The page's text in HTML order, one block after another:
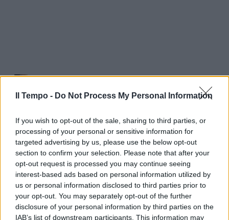
Il Tempo - Do Not Process My Personal Information
If you wish to opt-out of the sale, sharing to third parties, or
processing of your personal or sensitive information for
targeted advertising by us, please use the below opt-out
section to confirm your selection. Please note that after your
opt-out request is processed you may continue seeing
interest-based ads based on personal information utilized by
us or personal information disclosed to third parties prior to
your opt-out. You may separately opt-out of the further
disclosure of your personal information by third parties on the
IAB’s list of downstream participants. This information may